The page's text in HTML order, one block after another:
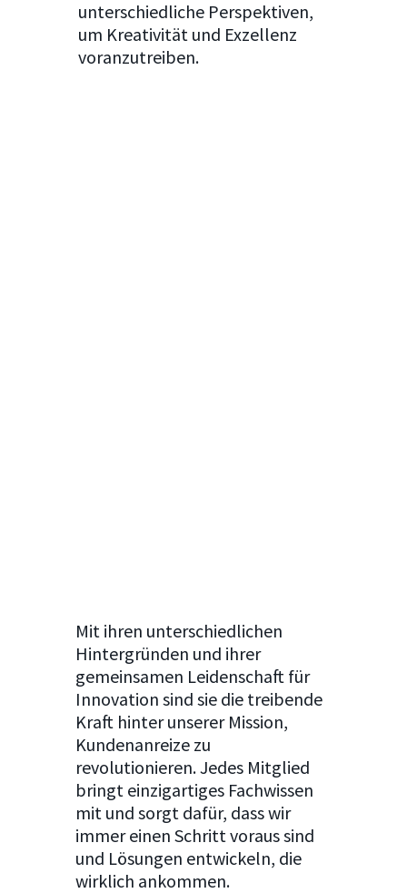
unterschiedliche Perspektiven,
um Kreativität und Exzellenz
voranzutreiben.
Mit ihren unterschiedlichen
Hintergründen und ihrer
gemeinsamen Leidenschaft für
Innovation sind sie die treibende
Kraft hinter unserer Mission,
Kundenanreize zu
revolutionieren. Jedes Mitglied
bringt einzigartiges Fachwissen
mit und sorgt dafür, dass wir
immer einen Schritt voraus sind
und Lösungen entwickeln, die
wirklich ankommen.